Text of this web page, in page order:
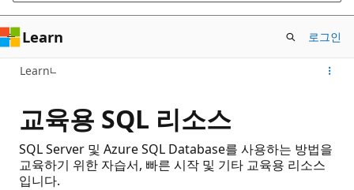
Learn 로그인
Learn
교육용 SQL 리소스
SQL Server 및 Azure SQL Database를 사용하는 방법을
교육하기 위한 자습서, 빠른 시작 및 기타 교육용 리소스
입니다.